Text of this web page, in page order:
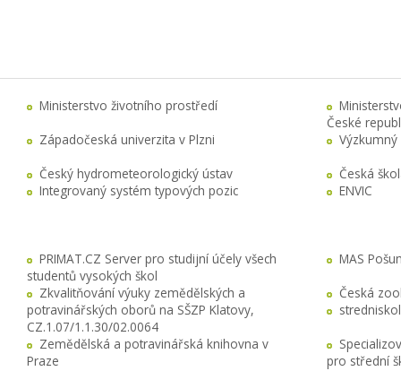
Ministerstvo životního prostředí
České
Západočeská univerzita v Plzni
Český hydrometeorologický ústav
Česká
Integrovaný systém typových pozic
ENVIC
PRIMAT.CZ Server pro studijní účely všech
studentů vysokých škol
MAS
Zkvalitňování výuky zemědělských a
potravinářských oborů na SŠZP Klatovy,
CZ.1.07/1.1.30/02.0064
Česká
Zemědělská a potravinářská knihovna v
Praze
pro střední